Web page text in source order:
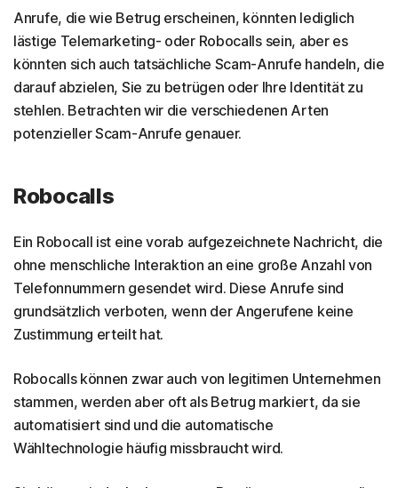
Anrufe, die wie Betrug erscheinen, könnten lediglich
lästige Telemarketing- oder Robocalls sein, aber es
könnten sich auch tatsächliche Scam-Anrufe handeln, die
darauf abzielen, Sie zu betrügen oder Ihre Identität zu
stehlen. Betrachten wir die verschiedenen Arten
potenzieller Scam-Anrufe genauer.
Robocalls
Ein Robocall ist eine vorab aufgezeichnete Nachricht, die
ohne menschliche Interaktion an eine große Anzahl von
Telefonnummern gesendet wird. Diese Anrufe sind
grundsätzlich verboten, wenn der Angerufene keine
Zustimmung erteilt hat.
Robocalls können zwar auch von legitimen Unternehmen
stammen, werden aber oft als Betrug markiert, da sie
automatisiert sind und die automatische
Wähltechnologie häufig missbraucht wird.